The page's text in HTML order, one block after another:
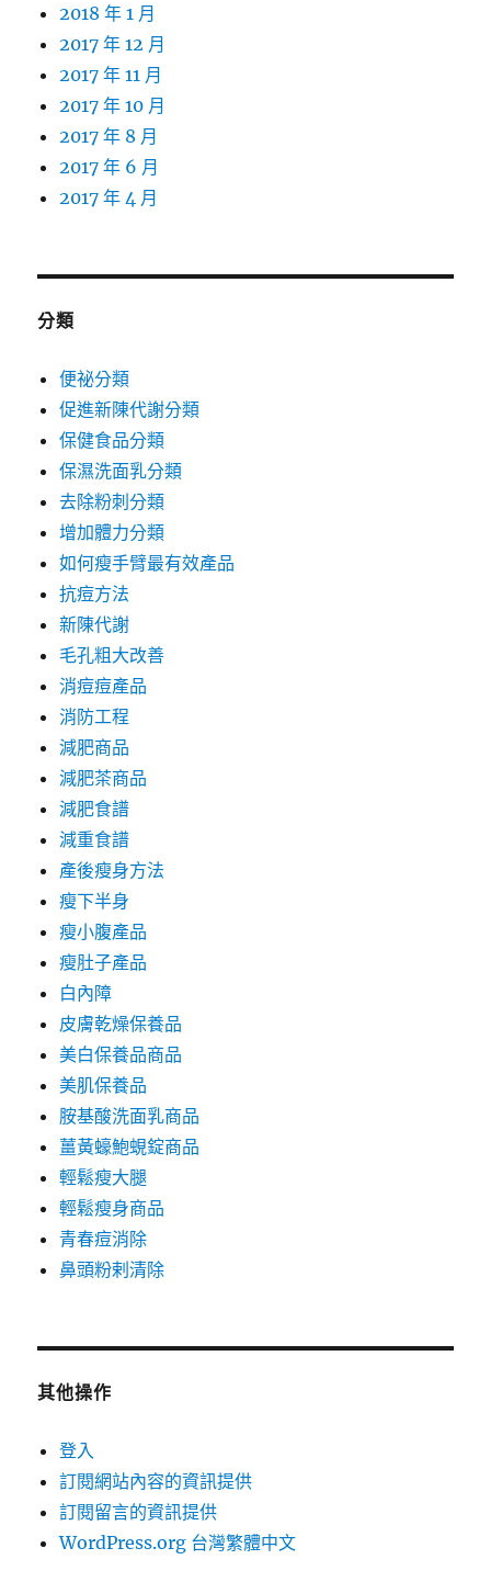
2018 年 1 月
2017 年 12 月
2017 年 11 月
2017 年 10 月
2017 年 8 月
2017 年 6 月
2017 年 4 月
分類
便祕分類
促進新陳代謝分類
保健食品分類
保濕洗面乳分類
去除粉刺分類
增加體力分類
如何瘦手臂最有效產品
抗痘方法
新陳代謝
毛孔粗大改善
消痘痘產品
消防工程
減肥商品
減肥茶商品
減肥食譜
減重食譜
產後瘦身方法
瘦下半身
瘦小腹產品
瘦肚子產品
白內障
皮膚乾燥保養品
美白保養品商品
美肌保養品
胺基酸洗面乳商品
薑黃蠔鮑蜆錠商品
輕鬆瘦大腿
輕鬆瘦身商品
青春痘消除
鼻頭粉剌清除
其他操作
登入
訂閱網站內容的資訊提供
訂閱留言的資訊提供
WordPress.org 台灣繁體中文